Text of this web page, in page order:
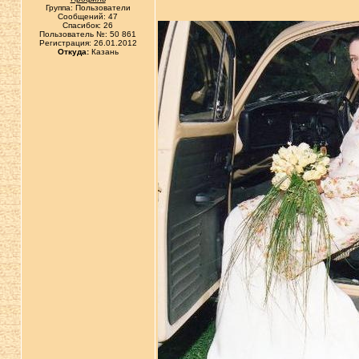
Группа: Пользователи
Сообщений: 47
Спасибок: 26
Пользователь №: 50 861
Регистрация: 26.01.2012
Откуда:Казань